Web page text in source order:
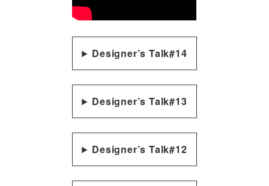
Designer’s Talk#14
Designer’s Talk#13
Designer’s Talk#12